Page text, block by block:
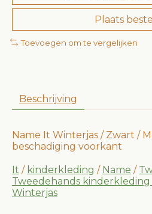
Plaats
Toevoegen om te vergelijken
Beschrijving
Name It Winterjas / Zwart /
beschadiging voorkant
It / kinderkleding / Name /
Tweedehands
Winterjas